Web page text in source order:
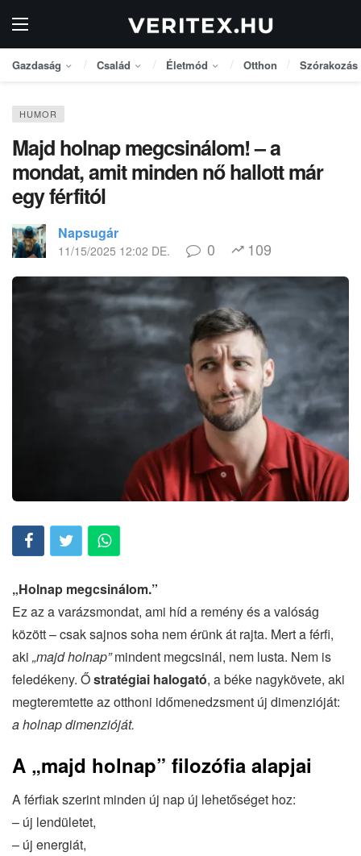
Gazdaság Család Életmód Otthon Szórakozás
HUMOR
Majd holnap megcsinálom! – a
mondat, amit minden nő hallott már
egy férfitól
Napsugár
11/15/2025 12:02 DE. 0 109
„Holnap megcsinálom.”
Ez az a varázsmondat, ami híd a remény és a valóság
között – csak sajnos soha nem érünk át rajta. Mert a férfi,
aki „majd holnap”mindent megcsinál, nem lusta. Nem is
feledékeny. Őstratégiai halogató, a béke nagykövete, aki
megteremtette az otthoni időmenedzsment új dimenzióját:
a holnap dimenzióját.
A „majd holnap” filozófia alapjai
A férfiak szerint minden új nap új lehetőséget hoz:
– új lendületet,
– új energiát,